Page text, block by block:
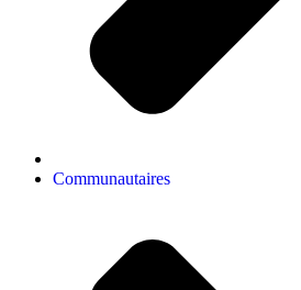
Communautaires